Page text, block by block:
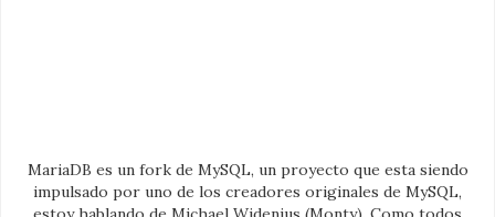
MariaDB es un fork de MySQL, un proyecto que esta siendo
impulsado por uno de los creadores originales de MySQL,